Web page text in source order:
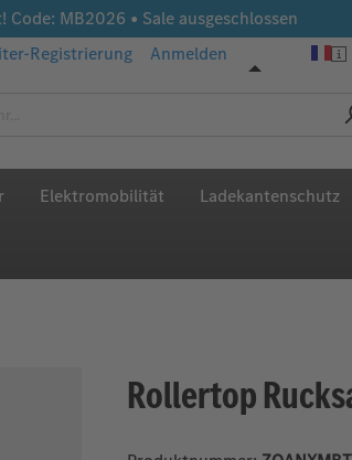
Code: MB2026 • Sale ausgeschlossen
Registrierung
Anmelden
Elektromobilität Ladekantenschutz
Rollertop